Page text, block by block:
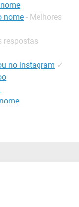
nome - Melhores
respostas
no instagram ✓